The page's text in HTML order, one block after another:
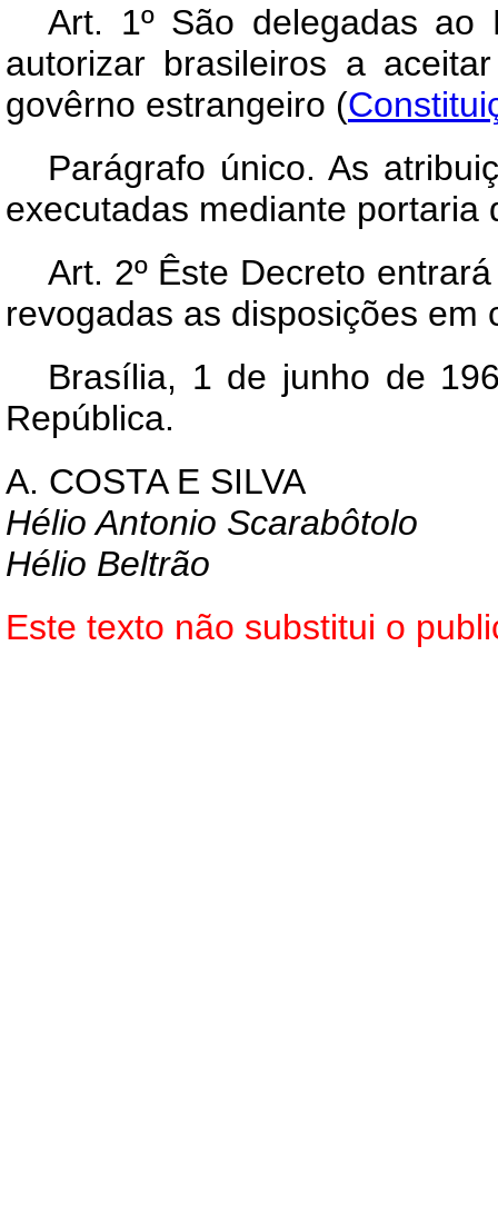
Art. 1º São delegadas ao
autorizar brasileiros a
govêrno estrangeiro (
Parágrafo único. As
executadas mediante portaria
Art. 2º Êste Decreto
revogadas as disposições em
Brasília, 1 de junho de
República.
A. COSTA E SILVA
Hélio Antonio Scarabôtolo
Hélio Beltrão
Este texto não substitui o